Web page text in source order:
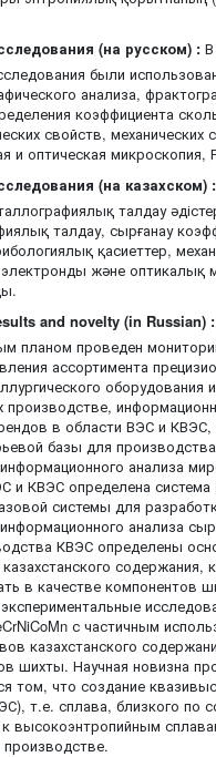
(на русском) :
были
анализа,
коэффициента
свойств, механических
и оптическая микроскопия,
(на казахском) :
талдау
талдау, сырғанау
қасиеттер,
электронды және оптикалық
and novelty (in Russian) :
планом проведен
ассортимента
оборудования
производстве,
в области ВЭС и
базы для
анализа
и КВЭС определена система
системы для
анализа
КВЭС определены
в качестве компонентов
с частичным
казахстанского
шихты. Научная новизна
том, что создание
т.е. сплава, близкого по
высокоэнтропийным